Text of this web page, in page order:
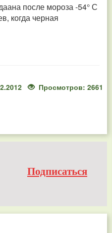
после мороза -54° С
когда черная
Просмотров: 2661
Подписаться